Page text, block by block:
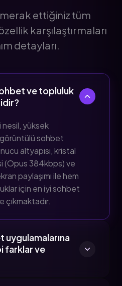
ettiğiniz tüm
karşılaştırmaları
detayları.
ve topluluk
nesil, yüksek
sohbet
altyapısı, kristal
(Opus 384kbps) ve
paylaşımı ile hem
için en iyi sohbet
çıkmaktadır.
uygulamalarına
farklar ve